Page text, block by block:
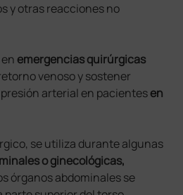
y otras reacciones no
emergencias quirúrgicas
venoso y sostener
arterial en pacientesen
se utiliza durante algunas
o ginecológicas,
órganos abdominales se